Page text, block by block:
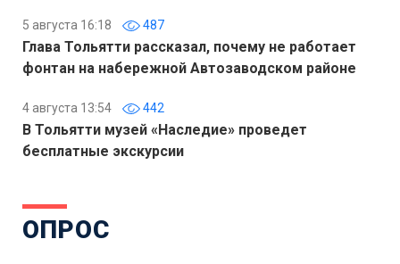
5 августа 16:18 487
Глава Тольятти рассказал, почему не работает
фонтан на набережной Автозаводском районе
4 августа 13:54 442
В Тольятти музей «Наследие» проведет
бесплатные экскурсии
ОПРОС